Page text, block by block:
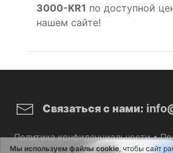
3000-KR1 по доступной
нашем сайте!
Связаться с нами:
Политика конфиденциальности•
Мы используем файлы cookie, чтобы сайт